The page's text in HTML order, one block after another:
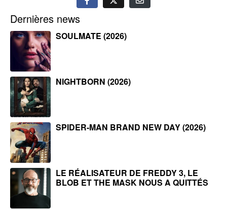
Dernières news
SOULMATE (2026)
NIGHTBORN (2026)
SPIDER-MAN BRAND NEW DAY (2026)
LE RÉALISATEUR DE FREDDY 3, LE
BLOB ET THE MASK NOUS A QUITTÉS